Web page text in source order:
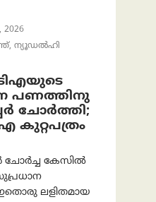
2026
ന്യൂഡല്‍ഹി
പണത്തിനു
ചോർത്തി;
കുറ്റപത്രം
ചോർച്ച കേസിൽ
ലളിതമായ